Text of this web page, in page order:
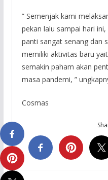
” Semenjak kami
pekan lalu sampai hari
panti sangat senang dan
memiliki aktivitas baru
semakin paham akan
masa pandemi, ”
Cosmas